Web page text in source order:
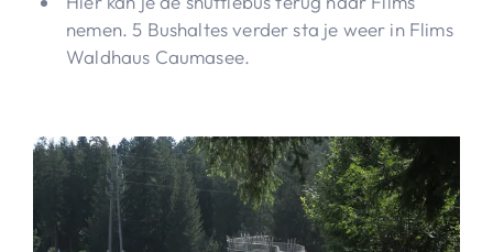
nemen. 5 Bushaltes verder sta je weer in Flims
Waldhaus Caumasee.